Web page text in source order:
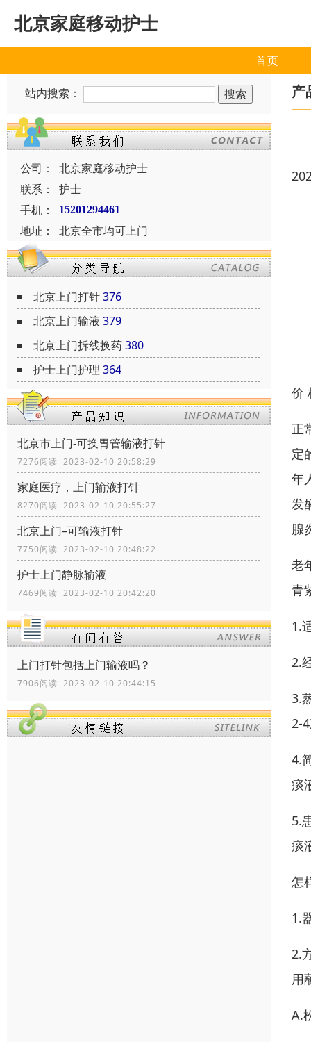
北京家庭移动护士
首页
站内搜索：
公司：
北京家庭移动护士
联系：
护士
手机：
15201294461
地址： 北京全市均可上门
北京上门打针376
北京上门输液 379
北京上门拆线换药380
护士上门护理 364
北京市上门-可换胃管输液打针
7276阅读 2023-02-10 20:58:29
家庭医疗，上门输液打针
8270阅读 2023-02-10 20:55:27
北京上门–可输液打针
7750阅读 2023-02-10 20:48:22
护士上门静脉输液
7469阅读 2023-02-10 20:42:20
上门打针包括上门输液吗？
7906阅读 2023-02-10 20:44:15
产
价
正
定
年
发
腺
老
青
1.
2.
3.
2-
4.
痰
5.
痰
怎
1.
2.
用
A.